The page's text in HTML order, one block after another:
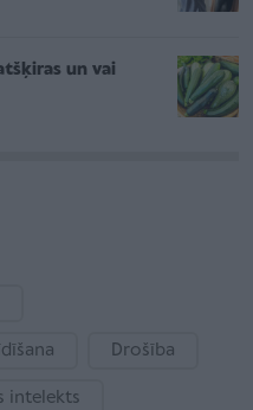
un vai
Drošība
intelekts